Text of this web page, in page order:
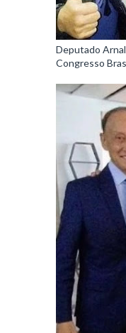
Deputado
Congresso